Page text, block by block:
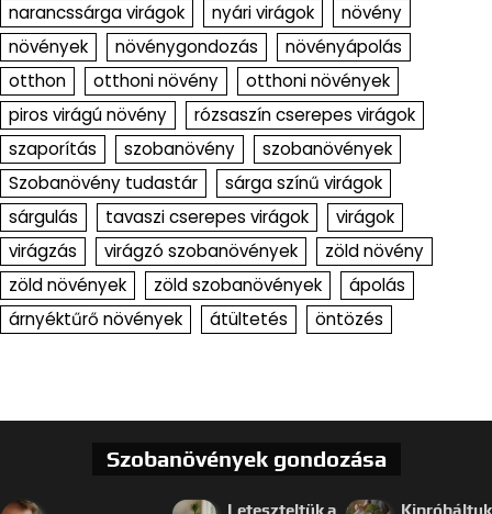
narancssárga virágok
nyári virágok
növény
növények
növénygondozás
növényápolás
otthon
otthoni növény
otthoni növények
piros virágú növény
rózsaszín cserepes virágok
szaporítás
szobanövény
szobanövények
Szobanövény tudastár
sárga színű virágok
sárgulás
tavaszi cserepes virágok
virágok
virágzás
virágzó szobanövények
zöld növény
zöld növények
zöld szobanövények
ápolás
árnyéktűrő növények
átültetés öntözés
Szobanövények gondozása